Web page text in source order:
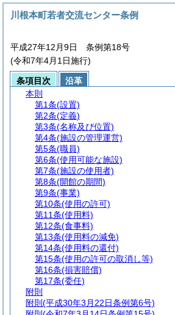
川根本町若者交流センター条例
平成27年12月9日 条例第18号
(令和7年4月1日施行)
条項目次
沿革
本則
第1条(設置)
第2条(定義)
第3条(名称及び位置)
第4条(施設の管理運営)
第5条(職員)
第6条(使用可能な施設)
第7条(施設の使用者)
第8条(開館の期間)
第9条(事業)
第10条(使用の許可)
第11条(使用料)
第12条(食事料)
第13条(使用料の減免)
第14条(使用料の還付)
第15条(使用の許可の取消し等)
第16条(損害賠償)
第17条(委任)
附則
附則 (平成30年3月22日条例第6号)